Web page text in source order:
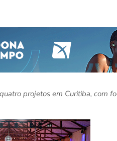
projetos em Curitiba, com